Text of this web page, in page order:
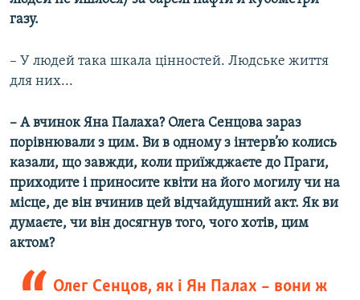
газу.
– У людей така шкала цінностей. Людське життя
для них...
– А вчинок Яна Палаха? Олега Сенцова зараз
порівнювали з цим. Ви в одному з інтерв’ю колись
казали, що завжди, коли приїжджаєте до Праги,
приходите і приносите квіти на його могилу чи на
місце, де він вчинив цей відчайдушний акт. Як ви
думаєте, чи він досягнув того, чого хотів, цим
актом?
Олег Сенцов, як і Ян Палах – вони ж